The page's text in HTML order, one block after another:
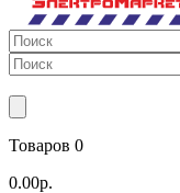
Товаров 0
0.00р.